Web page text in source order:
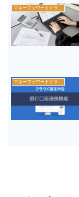
マネーフォワードクラウド
マネーフォワードクラウド